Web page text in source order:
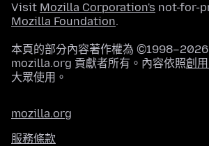
Visit Mozilla Corporation's not-for-
Mozilla Foundation.
本頁的部分內容著作權為 ©1998–2026
mozilla.org 貢獻者所有。內容依照創
大眾使用。
mozilla.org
服務條款